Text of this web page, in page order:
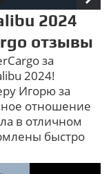
2024
отзывы
за
2024!
Игорю за
отношение
в отличном
быстро